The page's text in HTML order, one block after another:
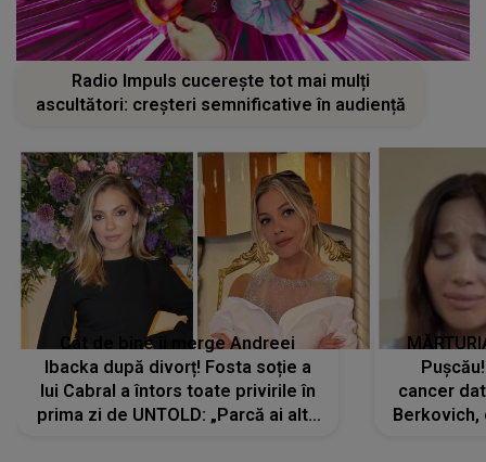
Radio Impuls cucerește tot mai mulți
ascultători: creșteri semnificative în audiență
Cât de bine îi merge Andreei
Ibacka după divorț! Fosta soție a
lui Cabral a întors toate privirile în
prima zi de UNTOLD: „Parcă ai altă
cancer
Berkovich,